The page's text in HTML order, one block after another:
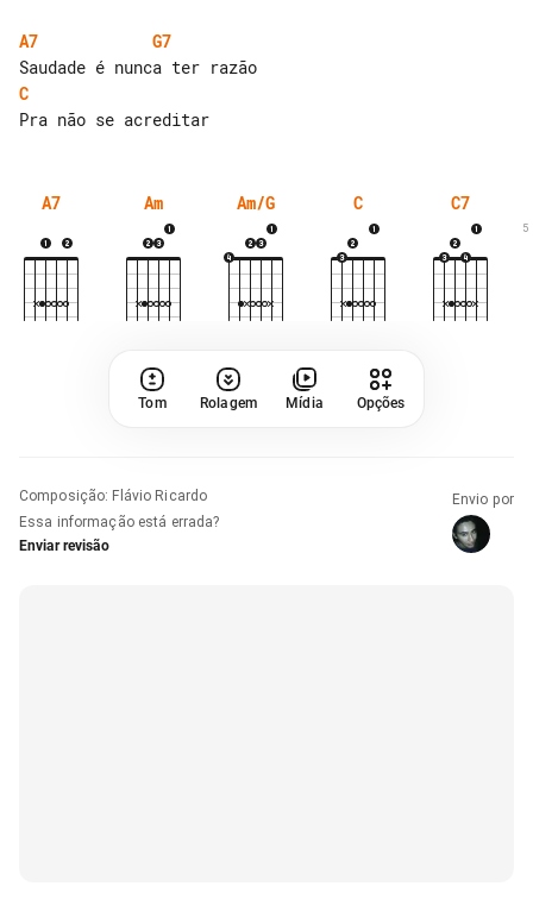
A7
G7
C
A7 Am Am/G C C7
5
Tom Rolagem Mídia Opções
Composição: Flávio Ricardo
Essa informação está errada?
Enviar revisão
Envio por